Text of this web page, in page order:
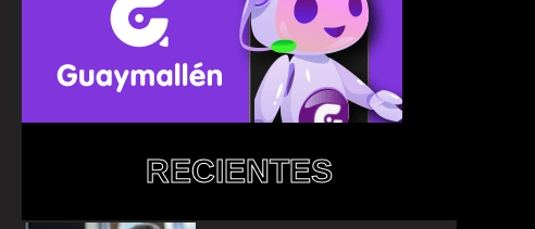
RECIENTES